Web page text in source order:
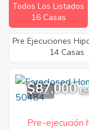
Todos Los Listados
16 Casas
Pre Ejecuciones
14 Casas
8
$87,000
Pre-ejecución